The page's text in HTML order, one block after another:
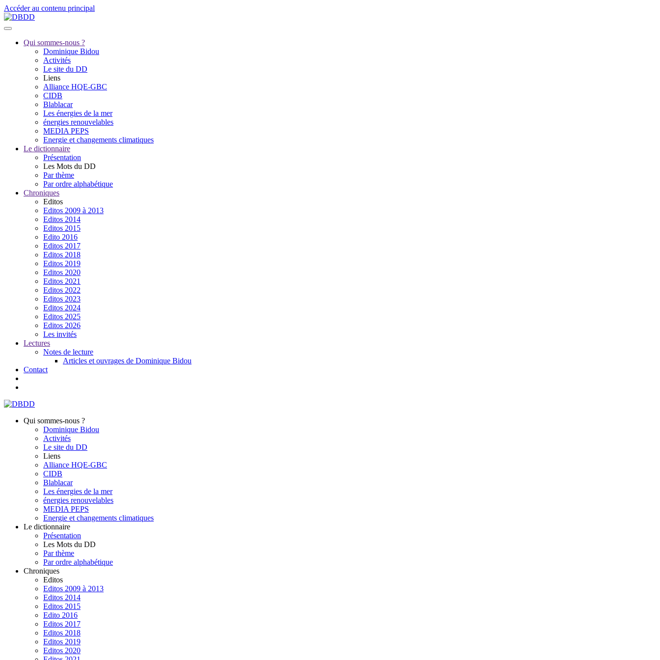
Accéder au contenu principal
Qui sommes-nous ?
Dominique Bidou
Activités
Le site du DD
Liens
Alliance HQE-GBC
CIDB
Blablacar
Les énergies de la mer
énergies renouvelables
MEDIA PEPS
Energie et changements climatiques
Le dictionnaire
Présentation
Les Mots du DD
Par thème
Par ordre alphabétique
Chroniques
Editos
Editos 2009 à 2013
Editos 2014
Editos 2015
Edito 2016
Editos 2017
Editos 2018
Editos 2019
Editos 2020
Editos 2021
Editos 2022
Editos 2023
Editos 2024
Editos 2025
Editos 2026
Les invités
Lectures
Notes de lecture
Articles et ouvrages de Dominique Bidou
Contact
Qui sommes-nous ?
Dominique Bidou
Activités
Le site du DD
Liens
Alliance HQE-GBC
CIDB
Blablacar
Les énergies de la mer
énergies renouvelables
MEDIA PEPS
Energie et changements climatiques
Le dictionnaire
Présentation
Les Mots du DD
Par thème
Par ordre alphabétique
Chroniques
Editos
Editos 2009 à 2013
Editos 2014
Editos 2015
Edito 2016
Editos 2017
Editos 2018
Editos 2019
Editos 2020